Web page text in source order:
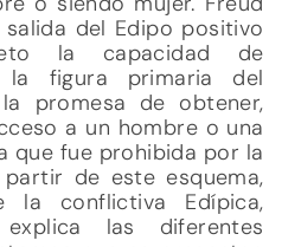
del Edipo positivo
la capacidad de
la figura primaria del
promesa de obtener,
a un hombre o una
que fue prohibida por la
de este esquema,
la conflictiva Edípica,
las diferentes